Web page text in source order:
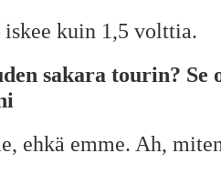
kuin 1,5 volttia.
sakara tourin? Se
ehkä emme. Ah,